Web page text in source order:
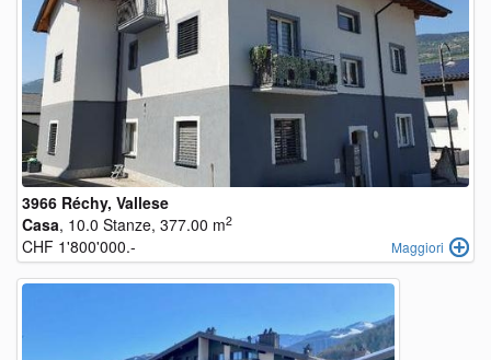
3966 Réchy, Vallese
Casa, 10.0 Stanze, 377.00 m2
CHF 1'800'000.- Maggiori